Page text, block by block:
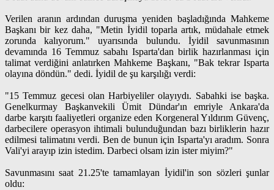
Verilen aranın ardından duruşma yeniden başladığında Mahkeme
Başkanı bir kez daha, "Metin İyidil toparla artık, müdahale etmek
zorunda kalıyorum." uyarısında bulundu. İyidil savunmasının
devamında 16 Temmuz sabahı Isparta'dan birlik hazırlanması için
talimat verdiğini anlatırken Mahkeme Başkanı, "Bak tekrar Isparta
olayına döndün." dedi. İyidil de şu karşılığı verdi:
"15 Temmuz gecesi olan Harbiyeliler olayıydı. Sabahki ise başka.
Genelkurmay Başkanvekili Ümit Dündar'ın emriyle Ankara'da
darbe karşıtı faaliyetleri organize eden Korgeneral Yıldırım Güvenç,
darbecilere operasyon ihtimali bulunduğundan bazı birliklerin hazır
edilmesi talimatını verdi. Ben de bunun için Isparta'yı aradım. Sonra
Vali'yi arayıp izin istedim. Darbeci olsam izin ister miyim?"
Savunmasını saat 21.25'te tamamlayan İyidil'in son sözleri şunlar
oldu: